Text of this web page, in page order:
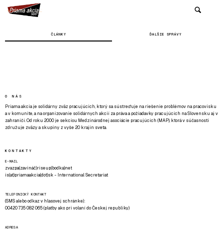
ČLÁNKY ĎALŠIE SPRÁVY
O NÁS
Priama akcia je solidárny zväz pracujúcich, ktorý sa sústreďuje na riešenie problémov na pracovisku
a v komunite, a na organizovanie solidárnych akcií za práva a požiadavky pracujúcich na Slovensku aj v
zahraničí. Od roku 2000 je sekciou Medzinárodnej asociácie pracujúcich (MAP), ktorá v súčasnosti
združuje zväzy a skupiny z vyše 20 krajín sveta.
KONTAKTY
E-MAIL
zvazpa(zavináč)riseup(bodka)net
is(at)priamaakcia(dot)sk - International Secretariat
TELEFONICKÝ KONTAKT
(SMS alebo odkaz v hlasovej schránke):
00420 735 082 065 (platby ako pri volaní do Českej republiky)
ADRESA